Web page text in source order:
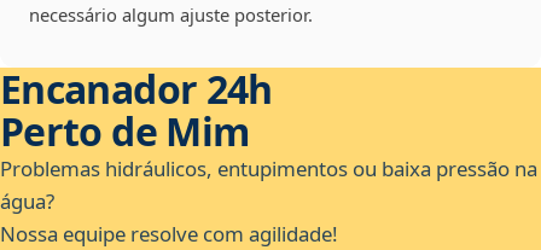
necessário algum ajuste posterior.
Encanador 24h
Perto de Mim
Problemas hidráulicos, entupimentos ou baixa pressão na
água?
Nossa equipe resolve com agilidade!